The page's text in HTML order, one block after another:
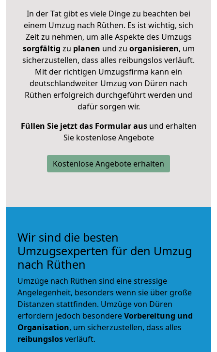
In der Tat gibt es viele Dinge zu beachten bei
einem Umzug nach Rüthen. Es ist wichtig, sich
Zeit zu nehmen, um alle Aspekte des Umzugs
sorgfältig zu planen und zu organisieren, um
sicherzustellen, dass alles reibungslos verläuft.
Mit der richtigen Umzugsfirma kann ein
deutschlandweiter Umzug von Düren nach
Rüthen erfolgreich durchgeführt werden und
dafür sorgen wir.
Füllen Sie jetzt das Formular ausund erhalten
Sie kostenlose Angebote
Kostenlose Angebote erhalten
Wir sind die besten
Umzugsexperten für den Umzug
nach Rüthen
Umzüge nach Rüthen sind eine stressige
Angelegenheit, besonders wenn sie über große
Distanzen stattfinden. Umzüge von Düren
erfordern jedoch besondereVorbereitung und
Organisation, um sicherzustellen, dass alles
reibungslosverläuft.